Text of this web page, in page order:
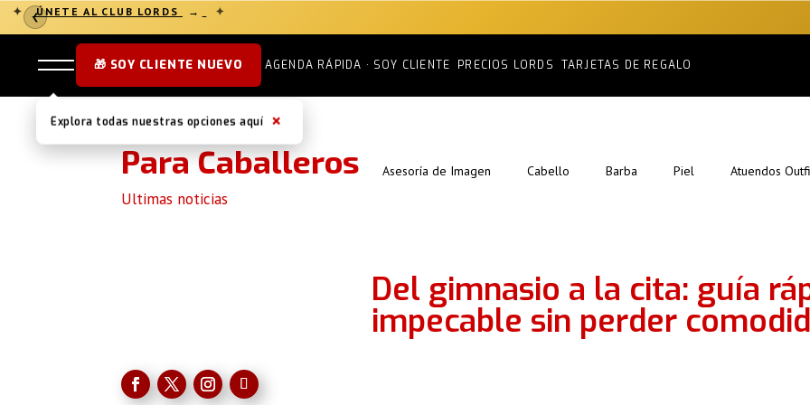
❮
✦ ÚNETE AL CLUB LORDS → ✦
Explora todas nuestras opciones aquí ×
🎁 SOY CLIENTE NUEVO AGENDA RÁPIDA · SOY CLIENTE PRECIOS LORDS TARJETAS DE REGALO
Para Caballeros
Ultimas noticias
Asesoría de Imagen Cabello Barba Piel Atuendos
Del gimnasio a la cita: guía
impecable sin perder